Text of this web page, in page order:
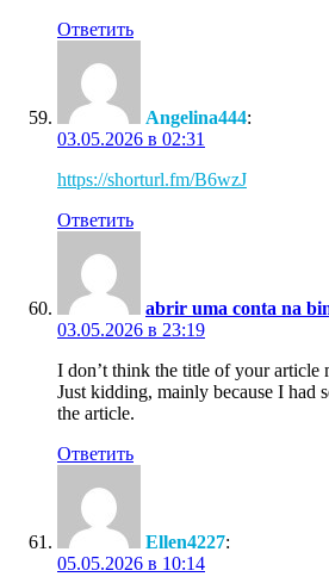
Ответить
Angelina444:
03.05.2026 в 02:31
https://shorturl.fm/B6wzJ
Ответить
abrir uma conta na
03.05.2026 в 23:19
I don’t think the title of your article
Just kidding, mainly because I had
the article.
Ответить
Ellen4227:
05.05.2026 в 10:14